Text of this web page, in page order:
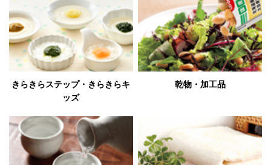
きらきらステップ・きらきらキ
ッズ
乾物・加工品